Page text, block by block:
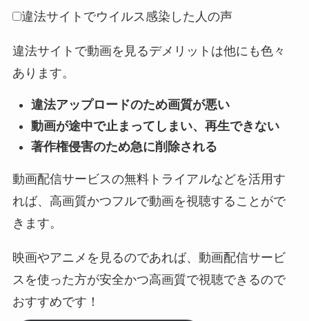
違法サイトでウイルス感染した人の声
違法サイトで動画を見るデメリットは他にも色々
あります。
違法アップロードのため画質が悪い
動画が途中で止まってしまい、再生できない
著作権侵害のため急に削除される
動画配信サービスの無料トライアルなどを活用す
れば、高画質かつフルで動画を視聴することがで
きます。
映画やアニメを見るのであれば、動画配信サービ
スを使った方が安全かつ高画質で視聴できるので
おすすめです！